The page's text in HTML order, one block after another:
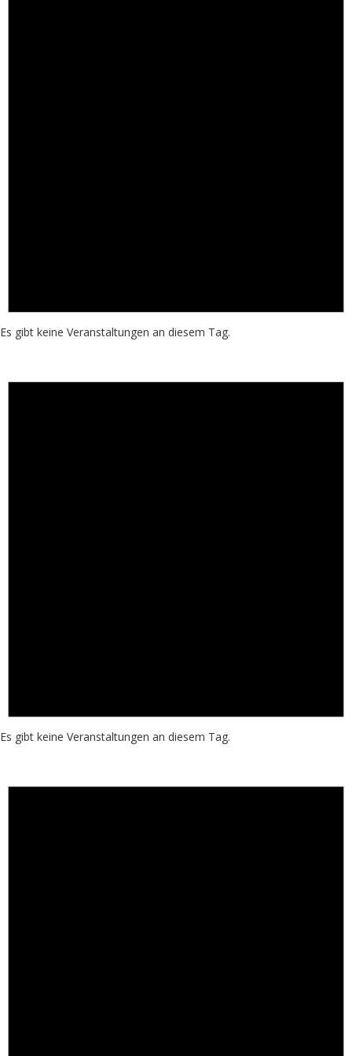
Es gibt keine Veranstaltungen an diesem Tag.
Es gibt keine Veranstaltungen an diesem Tag.